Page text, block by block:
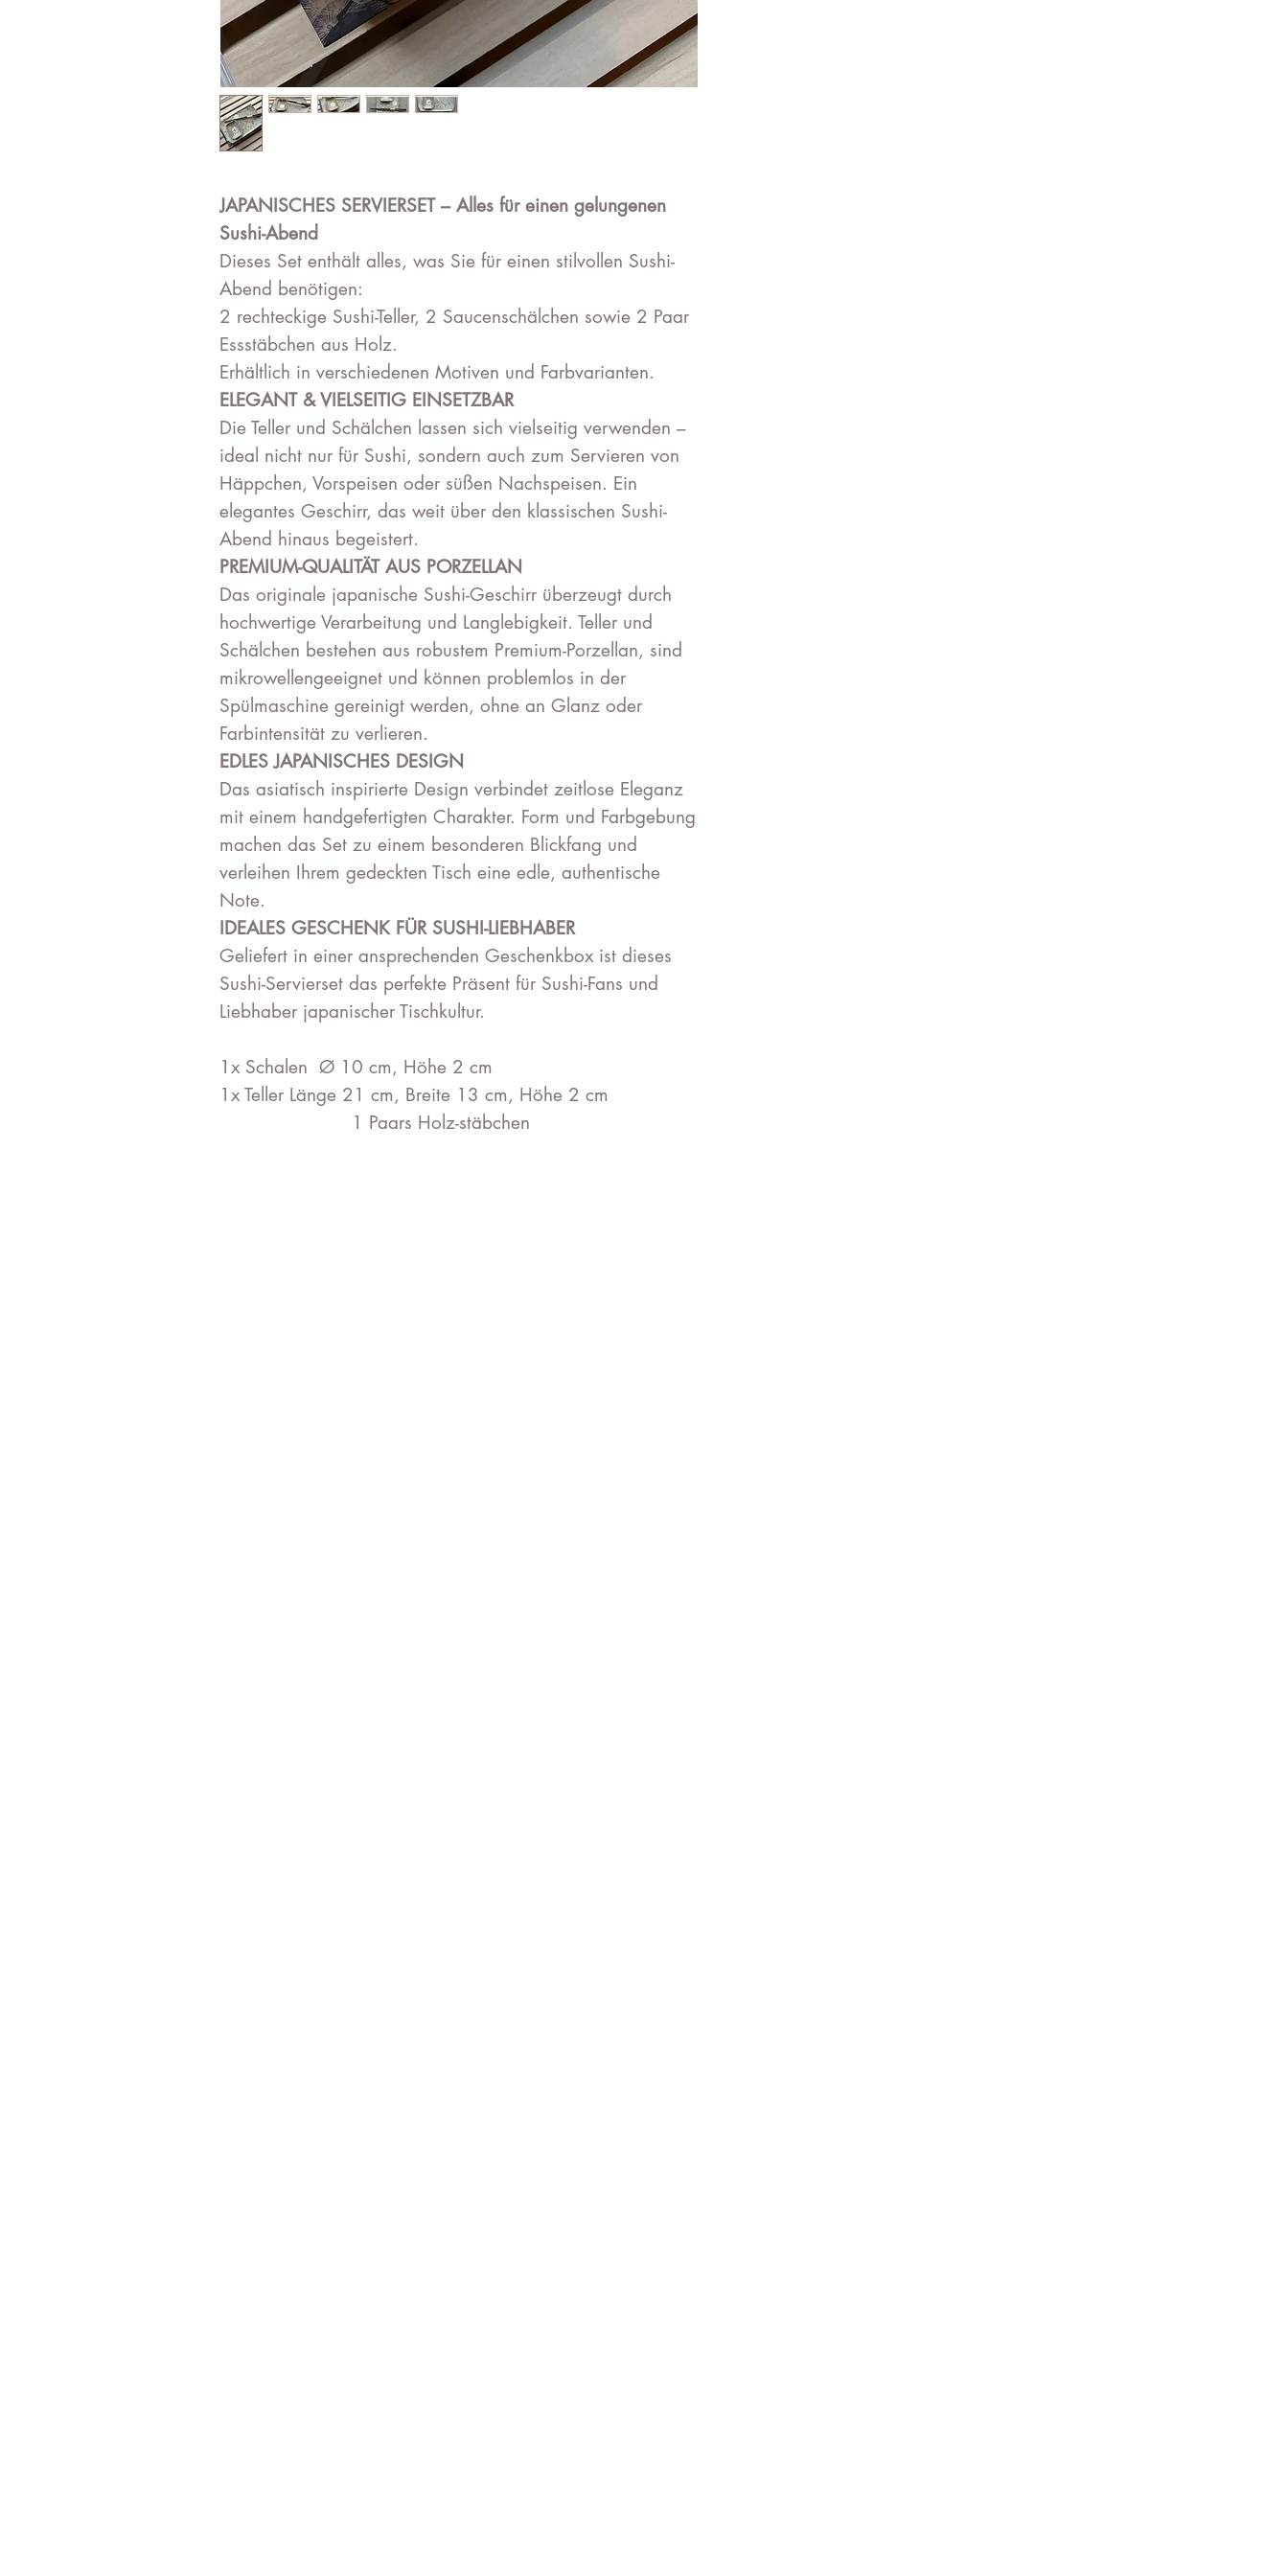
JAPANISCHES SERVIERSET – Alles für einen gelungenen
Sushi-Abend
Dieses Set enthält alles, was Sie für einen stilvollen Sushi-
Abend benötigen:
2 rechteckige Sushi-Teller, 2 Saucenschälchen sowie 2 Paar
Essstäbchen aus Holz.
Erhältlich in verschiedenen Motiven und Farbvarianten.
ELEGANT & VIELSEITIG EINSETZBAR
Die Teller und Schälchen lassen sich vielseitig verwenden –
ideal nicht nur für Sushi, sondern auch zum Servieren von
Häppchen, Vorspeisen oder süßen Nachspeisen. Ein
elegantes Geschirr, das weit über den klassischen Sushi-
Abend hinaus begeistert.
PREMIUM-QUALITÄT AUS PORZELLAN
Das originale japanische Sushi-Geschirr überzeugt durch
hochwertige Verarbeitung und Langlebigkeit. Teller und
Schälchen bestehen aus robustem Premium-Porzellan, sind
mikrowellengeeignet und können problemlos in der
Spülmaschine gereinigt werden, ohne an Glanz oder
Farbintensität zu verlieren.
EDLES JAPANISCHES DESIGN
Das asiatisch inspirierte Design verbindet zeitlose Eleganz
mit einem handgefertigten Charakter. Form und Farbgebung
machen das Set zu einem besonderen Blickfang und
verleihen Ihrem gedeckten Tisch eine edle, authentische
Note.
IDEALES GESCHENK FÜR SUSHI-LIEBHABER
Geliefert in einer ansprechenden Geschenkbox ist dieses
Sushi-Servierset das perfekte Präsent für Sushi-Fans und
Liebhaber japanischer Tischkultur.
1x Schalen Ø 10 cm, Höhe 2 cm
1x Teller Länge 21 cm, Breite 13 cm, Höhe 2 cm
1 Paars Holz-stäbchen